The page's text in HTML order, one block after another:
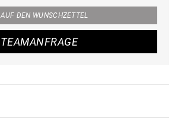
AUF DEN WUNSCHZETTEL
TEAMANFRAGE